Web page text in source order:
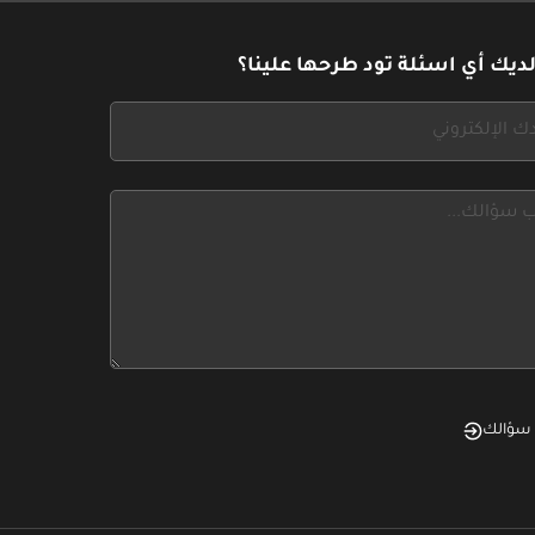
أي اسئلة تود طرحها علينا؟
سؤالك